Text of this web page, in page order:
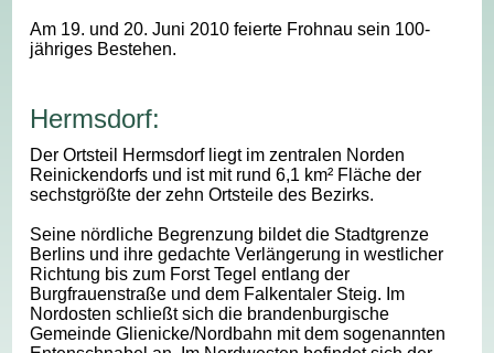
Am 19. und 20. Juni 2010 feierte Frohnau sein 100-
jähriges Bestehen.
Hermsdorf:
Der Ortsteil Hermsdorf liegt im zentralen Norden
Reinickendorfs und ist mit rund 6,1 km² Fläche der
sechstgrößte der zehn Ortsteile des Bezirks.
Seine nördliche Begrenzung bildet die Stadtgrenze
Berlins und ihre gedachte Verlängerung in westlicher
Richtung bis zum Forst Tegel entlang der
Burgfrauenstraße und dem Falkentaler Steig. Im
Nordosten schließt sich die brandenburgische
Gemeinde Glienicke/Nordbahn mit dem sogenannten